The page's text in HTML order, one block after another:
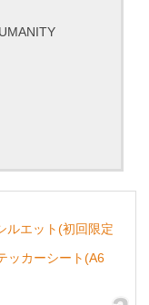
ルエット(初回限定
ッカーシート(A6